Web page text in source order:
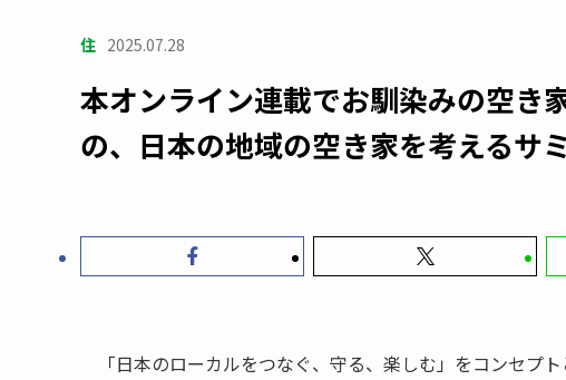
住 2025.07.28
本オンライン連載でお馴染みの空き
の、日本の地域の空き家を考えるサ
「日本のローカルをつなぐ、守る、楽しむ」をコンセプ